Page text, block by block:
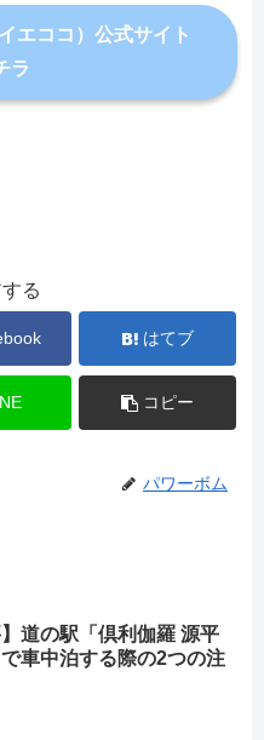
エココ）公式サイト
ラ
る
はてブ
コピー
パワーボム
】道の駅「倶利伽羅 源平
車中泊する際の2つの注